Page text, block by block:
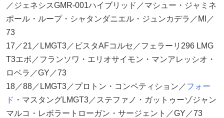
／ジェネシスGMR-001ハイブリッド／マシュー・ジャミネ
ポール・ループ・シャタンダニエル・ジュンカデラ／MI／
73
17／21／LMGT3／ビスタAFコルセ／フェラーリ296 LMG
T3エボ／フランソワ・エリオサイモン・マンアレッシオ・
ロベラ／GY／73
18／88／LMGT3／プロトン・コンペティション／フォー
ド ・マスタングLMGT3／ステファノ・ガットゥーゾジャン
マルコ・レボラートローガン・サージェント／GY／73